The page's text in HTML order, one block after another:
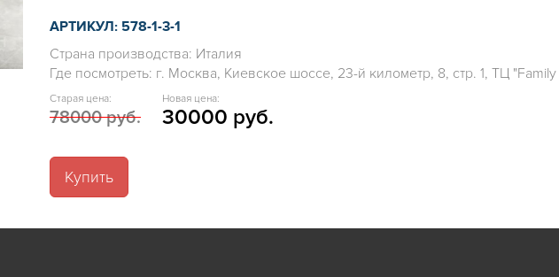
АРТИКУЛ: 578-1-3-1
Страна производства: Италия
Где посмотреть: г. Москва, Киевское шоссе, 23-й километр, 8, стр. 1, ТЦ "Family
Старая цена:
78000 руб.
Новая цена:
30000 руб.
Купить